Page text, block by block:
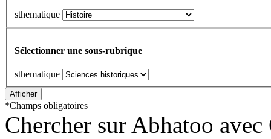
sthematique
Sélectionner une sous-rubrique
sthematique
*Champs obligatoires
Chercher sur Abhatoo